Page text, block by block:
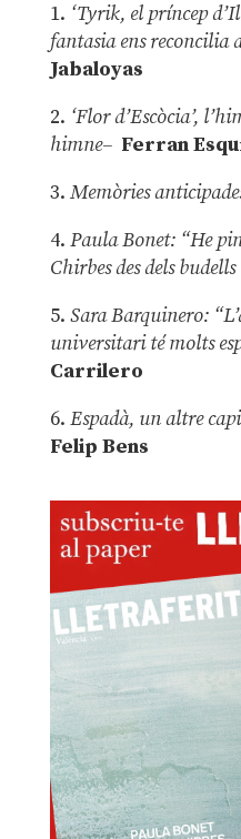
1. ‘Tyrik, el príncep
fantasia ens reconcilia
Jabaloyas
2. ‘Flor d’Escòcia’,
himne– Ferran
3. Memòries
4. Paula Bonet: “He
Chirbes des dels
5. Sara Barquinero:
universitari té molts
Carrilero
6. Espadà, un altre
Felip Bens